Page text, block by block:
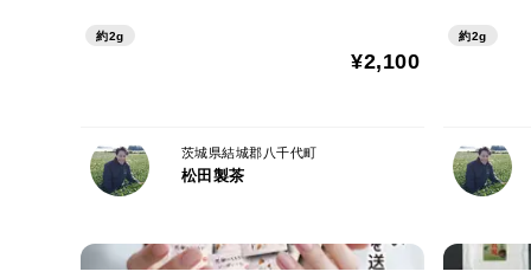
約2g
¥2,100
茨城県結城郡八千代町
松田製茶
BG-037
約2g